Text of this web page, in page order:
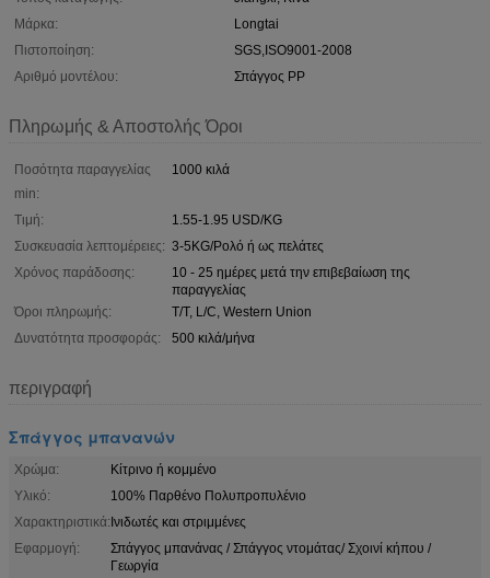
Μάρκα:
Longtai
Πιστοποίηση:
SGS,ISO9001-2008
Αριθμό μοντέλου:
Σπάγγος PP
Πληρωμής & Αποστολής Όροι
Ποσότητα παραγγελίας
min:
1000 κιλά
Τιμή:
1.55-1.95 USD/KG
Συσκευασία λεπτομέρειες: 3-5KG/Ρολό ή ως πελάτες
Χρόνος παράδοσης:
10 - 25 ημέρες μετά την επιβεβαίωση της
παραγγελίας
Όροι πληρωμής:
T/T, L/C, Western Union
Δυνατότητα προσφοράς:
500 κιλά/μήνα
περιγραφή
Σπάγγος μπανανών
Χρώμα:
Κίτρινο ή κομμένο
Υλικό:
100% Παρθένο Πολυπροπυλένιο
Χαρακτηριστικά:Ινιδωτές και στριμμένες
Εφαρμογή:
Σπάγγος μπανάνας / Σπάγγος ντομάτας/ Σχοινί κήπου /
Γεωργία